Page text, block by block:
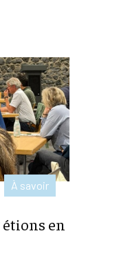
À savoir
étions en